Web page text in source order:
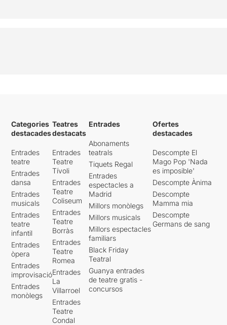
Categories
destacades
Entrades
teatre
Entrades
dansa
Entrades
musicals
Entrades
teatre
infantil
Entrades
òpera
Entrades
improvisació
Entrades
monòlegs
Teatres
destacats
Entrades
Teatre
Tívoli
Entrades
Teatre
Coliseum
Entrades
Teatre
Borràs
Entrades
Teatre
Romea
Entrades
La
Villarroel
Entrades
Teatre
Condal
Entrades
Abonaments
teatrals
Tiquets Regal
Entrades
espectacles a
Madrid
Millors monòlegs
Millors musicals
Millors espectacles
familiars
Black Friday
Teatral
Guanya entrades
de teatre gratis -
concursos
Ofertes
destacades
Descompte El
Mago Pop 'Nada
es imposible'
Descompte Ànima
Descompte
Mamma mia
Descompte
Germans de sang